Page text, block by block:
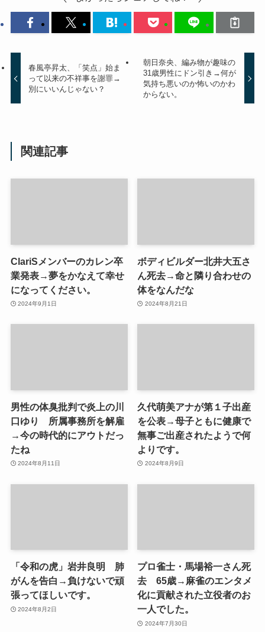
春風亭昇太、「笑点」始ま
って以来の不祥事を謝罪→
別にいいんじゃない？
朝日奈央、編み物が趣味の
31歳男性にドン引き→何が
気持ち悪いのか怖いのかわ
からない。
関連記事
ClariSメンバーのカレン卒
業発表→夢をかなえて幸せ
になってください。
2024年9月1日
ボディビルダー北井大五さ
ん死去→命と隣り合わせの
体をなんだな
2024年8月21日
男性の体臭批判で炎上の川
口ゆり 所属事務所を解雇
→今の時代的にアウトだっ
たね
2024年8月11日
久代萌美アナが第１子出産
を公表→母子ともに健康で
無事ご出産されたようで何
よりです。
2024年8月9日
「令和の虎」岩井良明 肺
がんを告白→負けないで頑
張ってほしいです。
2024年8月2日
プロ雀士・馬場裕一さん死
去 65歳→麻雀のエンタメ
化に貢献された立役者のお
一人でした。
2024年7月30日